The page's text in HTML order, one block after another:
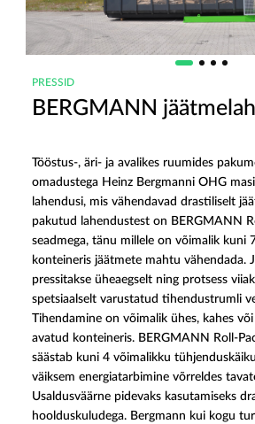
PRESSID
BERGMANN
Tööstus-, äri- ja avalikes ruumides
omadustega Heinz Bergmanni OHG
lahendusi, mis vähendavad drastiliselt
pakutud lahendustest on BERGMANN
seadmega, tänu millele on võimalik kuni
konteineris jäätmete mahtu vähendada.
pressitakse üheaegselt ning protsess
spetsiaalselt varustatud tihendustrumli
Tihendamine on võimalik ühes, kahes
avatud konteineris. BERGMANN Roll-
säästab kuni 4 võimalikku
väiksem energiatarbimine võrreldes
Usaldusväärne pidevaks kasutamiseks
hoolduskuludega. Bergmann kui kogu